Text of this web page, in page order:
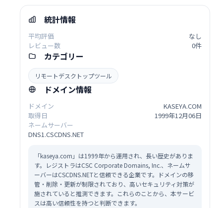
統計情報
平均評価
なし
レビュー数
0件
カテゴリー
リモートデスクトップツール
ドメイン情報
ドメイン
KASEYA.COM
取得日
1999年12月06日
ネームサーバー
DNS1.CSCDNS.NET
「kaseya.com」は1999年から運用され、長い歴史がありま
す。レジストラはCSC Corporate Domains, Inc.、ネームサ
ーバーはCSCDNS.NETと信頼できる企業です。ドメインの移
管・削除・更新が制限されており、高いセキュリティ対策が
施されていると推測できます。これらのことから、本サービ
スは高い信頼性を持つと判断できます。